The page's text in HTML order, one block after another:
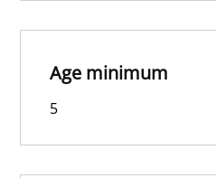
Age minimum
5